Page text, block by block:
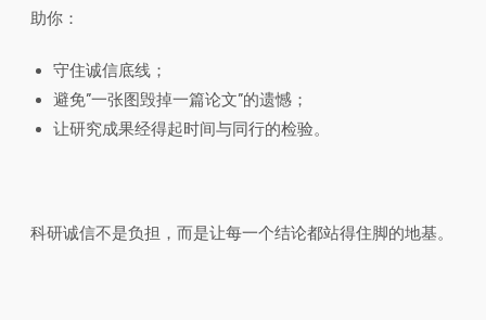
助你：
守住诚信底线；
避免”一张图毁掉一篇论文”的遗憾；
让研究成果经得起时间与同行的检验。
科研诚信不是负担，而是让每一个结论都站得住脚的地基。